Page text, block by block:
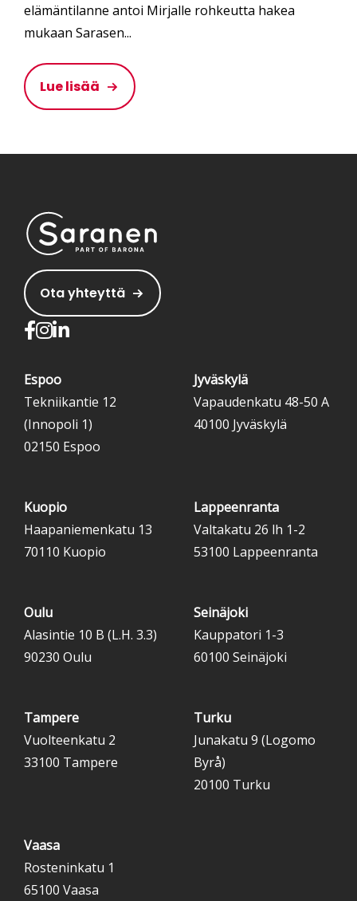
elämäntilanne antoi Mirjalle rohkeutta hakea
mukaan Sarasen...
Lue lisää
Ota yhteyttä
Espoo
Tekniikantie 12
(Innopoli 1)
02150 Espoo
Jyväskylä
Vapaudenkatu 48-50 A
40100 Jyväskylä
Kuopio
Haapaniemenkatu 13
70110 Kuopio
Lappeenranta
Valtakatu 26 lh 1-2
53100 Lappeenranta
Oulu
Alasintie 10 B (L.H. 3.3)
90230 Oulu
Seinäjoki
Kauppatori 1-3
60100 Seinäjoki
Tampere
Vuolteenkatu 2
33100 Tampere
Turku
Junakatu 9 (Logomo
Byrå)
20100 Turku
Vaasa
Rosteninkatu 1
65100 Vaasa